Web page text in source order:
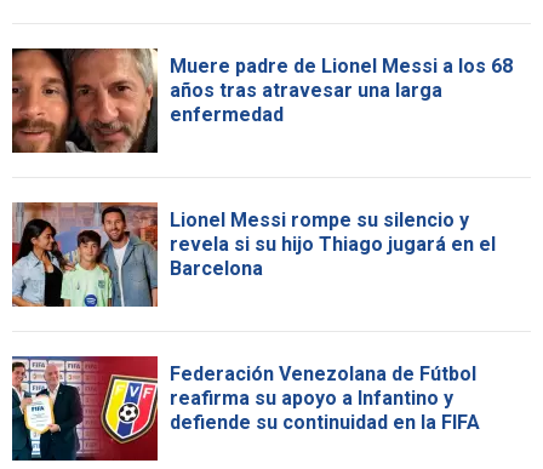
Muere padre de Lionel Messi a los 68
años tras atravesar una larga
enfermedad
Lionel Messi rompe su silencio y
revela si su hijo Thiago jugará en el
Barcelona
Federación Venezolana de Fútbol
reafirma su apoyo a Infantino y
defiende su continuidad en la FIFA